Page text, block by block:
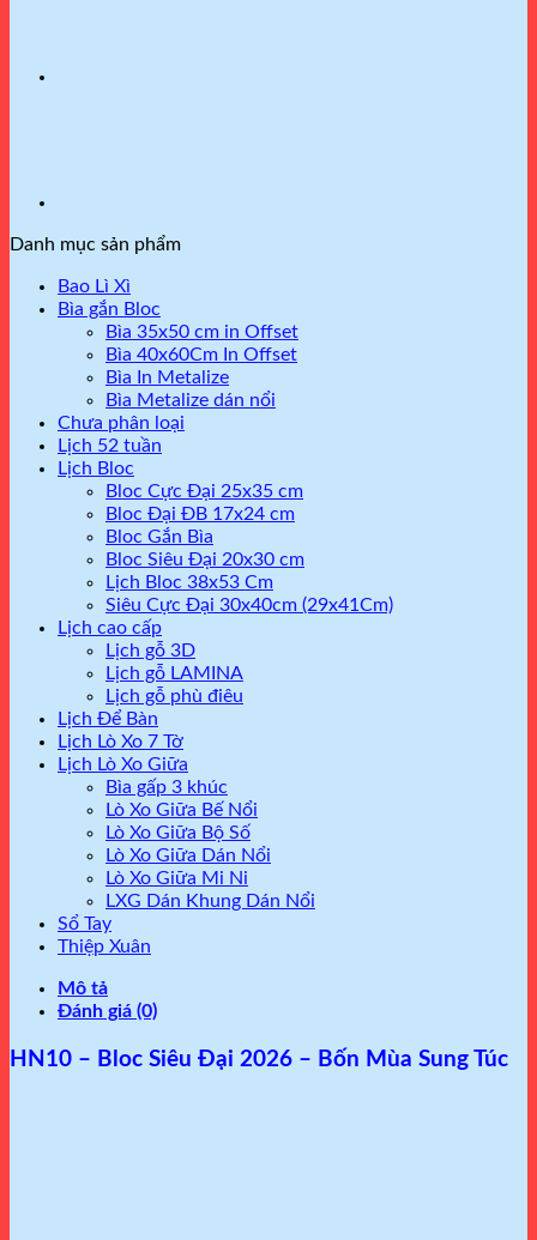
Danh mục sản phẩm
Bao Lì Xì
Bìa gắn Bloc
Bìa 35x50 cm in Offset
Bìa 40x60Cm In Offset
Bìa In Metalize
Bìa Metalize dán nổi
Chưa phân loại
Lịch 52 tuần
Lịch Bloc
Bloc Cực Đại 25x35 cm
Bloc Đại ĐB 17x24 cm
Bloc Gắn Bìa
Bloc Siêu Đại 20x30 cm
Lịch Bloc 38x53 Cm
Siêu Cực Đại 30x40cm (29x41Cm)
Lịch cao cấp
Lịch gỗ 3D
Lịch gỗ LAMINA
Lịch gỗ phù điêu
Lịch Để Bàn
Lịch Lò Xo 7 Tờ
Lịch Lò Xo Giữa
Bìa gấp 3 khúc
Lò Xo Giữa Bế Nổi
Lò Xo Giữa Bộ Số
Lò Xo Giữa Dán Nổi
Lò Xo Giữa Mi Ni
LXG Dán Khung Dán Nổi
Sổ Tay
Thiệp Xuân
Mô tả
Đánh giá (0)
HN10 – Bloc Siêu Đại 2026 – Bốn Mùa Sung Túc